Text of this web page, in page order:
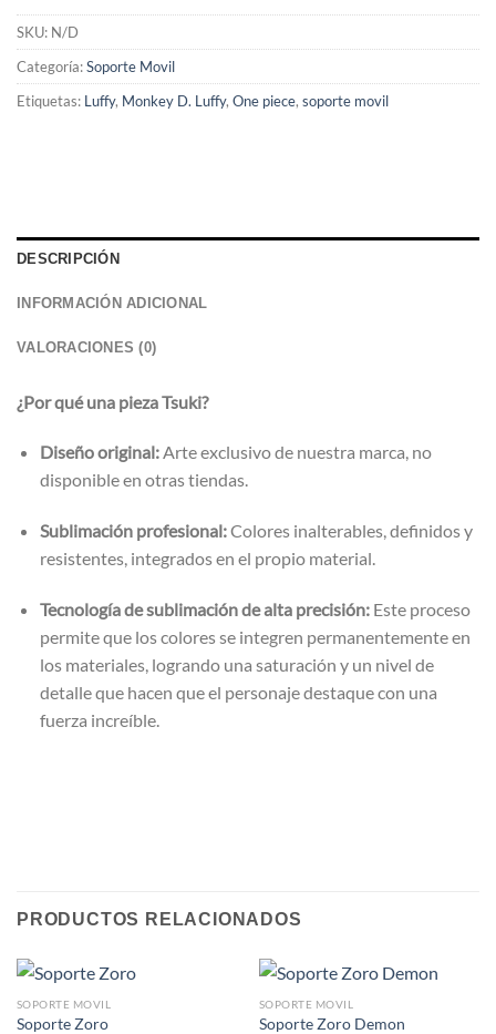
SKU: N/D
Categoría:Soporte Movil
Etiquetas: Luffy, Monkey D. Luffy, One piece, soporte movil
DESCRIPCIÓN
INFORMACIÓN ADICIONAL
VALORACIONES (0)
¿Por qué una pieza Tsuki?
Diseño original:Arte exclusivo de nuestra marca, no
disponible en otras tiendas.
Sublimación profesional:Colores inalterables, definidos y
resistentes, integrados en el propio material.
Tecnología de sublimación de alta precisión:Este proceso
permite que los colores se integren permanentemente en
los materiales, logrando una saturación y un nivel de
detalle que hacen que el personaje destaque con una
fuerza increíble.
PRODUCTOS RELACIONADOS
SOPORTE MOVIL
Soporte Zoro
SOPORTE MOVIL
Soporte Zoro Demon